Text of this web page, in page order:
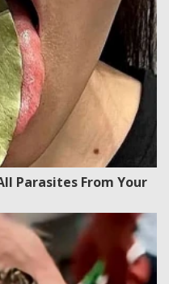
Parasites From Your